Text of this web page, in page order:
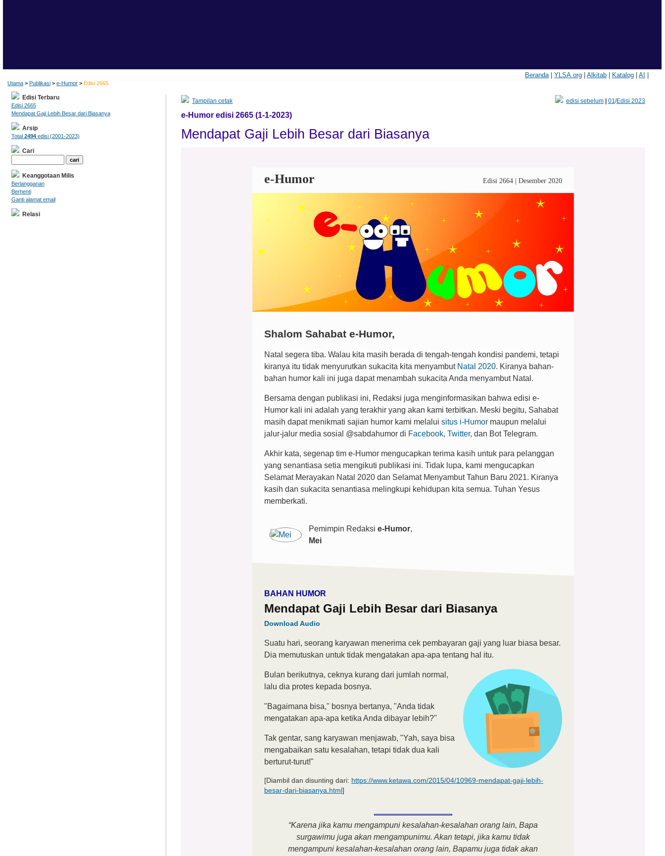
Beranda| YLSA.org| Alkitab| Katalog| AI
Utama > Publikasi > e-Humor > Edisi 2665
Tampilan cetak edisi sebelum| 01/Edisi 2023
e-Humor edisi 2665 (1-1-2023)
Mendapat Gaji Lebih Besar dari Biasanya
e-Humor Edisi 2664 | Desember 2020
Shalom Sahabat e-Humor,
Natal segera tiba. Walau kita masih berada di tengah-tengah kondisi pandemi, tetapi
kiranya itu tidak menyurutkan sukacita kita menyambut Natal 2020. Kiranya bahan-
bahan humor kali ini juga dapat menambah sukacita Anda menyambut Natal.
Bersama dengan publikasi ini, Redaksi juga menginformasikan bahwa edisi e-
Humor kali ini adalah yang terakhir yang akan kami terbitkan. Meski begitu, Sahabat
masih dapat menikmati sajian humor kami melalui situs i-Humormaupun melalui
jalur-jalur media sosial @sabdahumor di Facebook, Twitter, dan Bot Telegram.
Akhir kata, segenap tim e-Humor mengucapkan terima kasih untuk para pelanggan
yang senantiasa setia mengikuti publikasi ini. Tidak lupa, kami mengucapkan
Selamat Merayakan Natal 2020 dan Selamat Menyambut Tahun Baru 2021. Kiranya
kasih dan sukacita senantiasa melingkupi kehidupan kita semua. Tuhan Yesus
memberkati.
Pemimpin Redaksi e-Humor,
Mei
BAHAN HUMOR
Mendapat Gaji Lebih Besar dari Biasanya
Download Audio
Suatu hari, seorang karyawan menerima cek pembayaran gaji yang luar biasa besar.
Dia memutuskan untuk tidak mengatakan apa-apa tentang hal itu.
Bulan berikutnya, ceknya kurang dari jumlah normal,
lalu dia protes kepada bosnya.
"Bagaimana bisa," bosnya bertanya, "Anda tidak
mengatakan apa-apa ketika Anda dibayar lebih?"
Tak gentar, sang karyawan menjawab, "Yah, saya bisa
mengabaikan satu kesalahan, tetapi tidak dua kali
berturut-turut!"
[Diambil dan disunting dari: https://www.ketawa.com/2015/04/10969-mendapat-gaji-lebih-
besar-dari-biasanya.html]
“Karena jika kamu mengampuni kesalahan-kesalahan orang lain, Bapa
surgawimu juga akan mengampunimu. Akan tetapi, jika kamu tidak
mengampuni kesalahan-kesalahan orang lain, Bapamu juga tidak akan
Edisi Terbaru
Edisi 2665
Mendapat Gaji Lebih Besar dari Biasanya
Arsip
Total 2494edisi (2001-2023)
Cari
Keanggotaan Milis
Berlangganan
Berhenti
Ganti alamat email
Relasi